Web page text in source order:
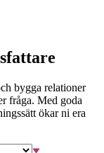
bygga relationer
fråga. Med goda
ökar ni era